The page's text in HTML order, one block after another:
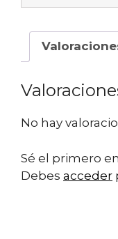
No hay
Sé el primero en
Debes acceder